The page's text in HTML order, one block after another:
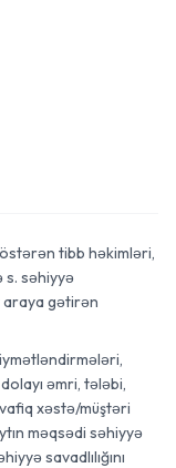
tibb həkimləri,
səhiyyə
gətirən
əmri, tələbi,
xəstə/müştəri
məqsədi səhiyyə
savadlılığını